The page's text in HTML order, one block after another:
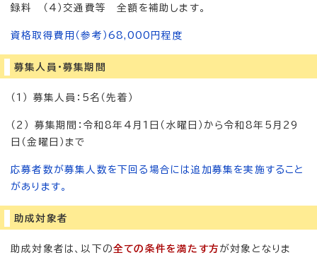
録料 （4）交通費等 全額を補助します。
資格取得費用（参考）68,000円程度
募集人員・募集期間
（1） 募集人員：5名（先着）
（2） 募集期間：令和8年4月1日（水曜日）から令和8年5月29
日（金曜日）まで
応募者数が募集人数を下回る場合には追加募集を実施すること
があります。
助成対象者
助成対象者は、以下の全ての条件を満たす方 が対象となりま